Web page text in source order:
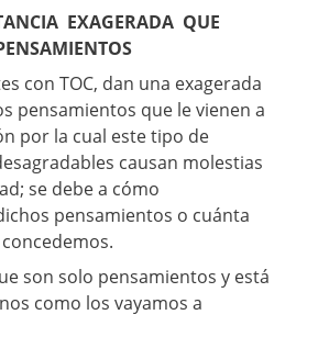
EXAGERADA QUE
con TOC, dan una exagerada
pensamientos que le vienen a
por la cual este tipo de
causan molestias
se debe a cómo
pensamientos o cuánta
son solo pensamientos y está
como los vayamos a